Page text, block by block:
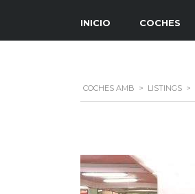
INICIO COCHES
COCHES AMB > LISTINGS >